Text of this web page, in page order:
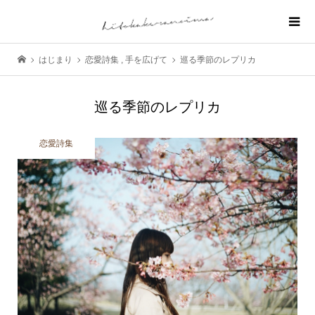
はじまり 恋愛詩集 , 手を広げて 巡る季節のレプリカ
巡る季節のレプリカ
恋愛詩集